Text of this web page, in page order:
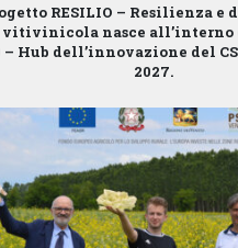
RESILIO – Resilienza
vitivinicola nasce all’interno
– Hub dell’innovazione del
2027.